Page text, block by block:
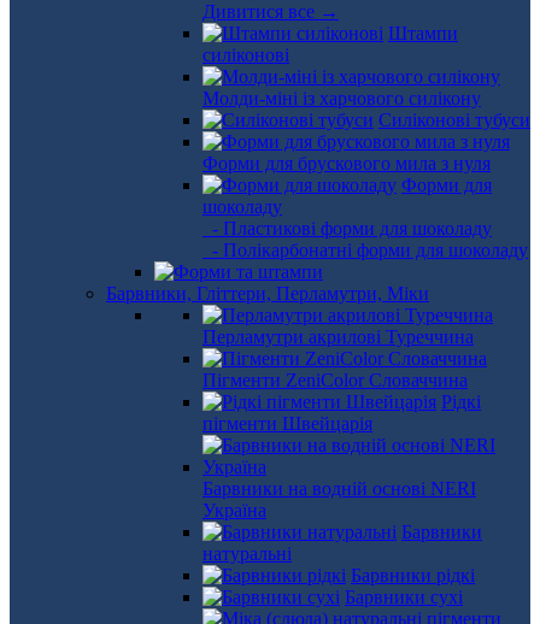
Дивитися все →
Штампи
силіконові
Молди-міні із харчового силікону
Силіконові тубуси
Форми для брускового мила з нуля
Форми для
шоколаду
- Пластикові форми для шоколаду
- Полікарбонатні форми для шоколаду
Барвники, Гліттери, Перламутри, Міки
Перламутри акрилові Туреччина
Пігменти ZeniColor Словаччина
Рідкі
пігменти Швейцарія
Барвники на водній основі NERI
Україна
Барвники
натуральні
Барвники рідкі
Барвники сухі